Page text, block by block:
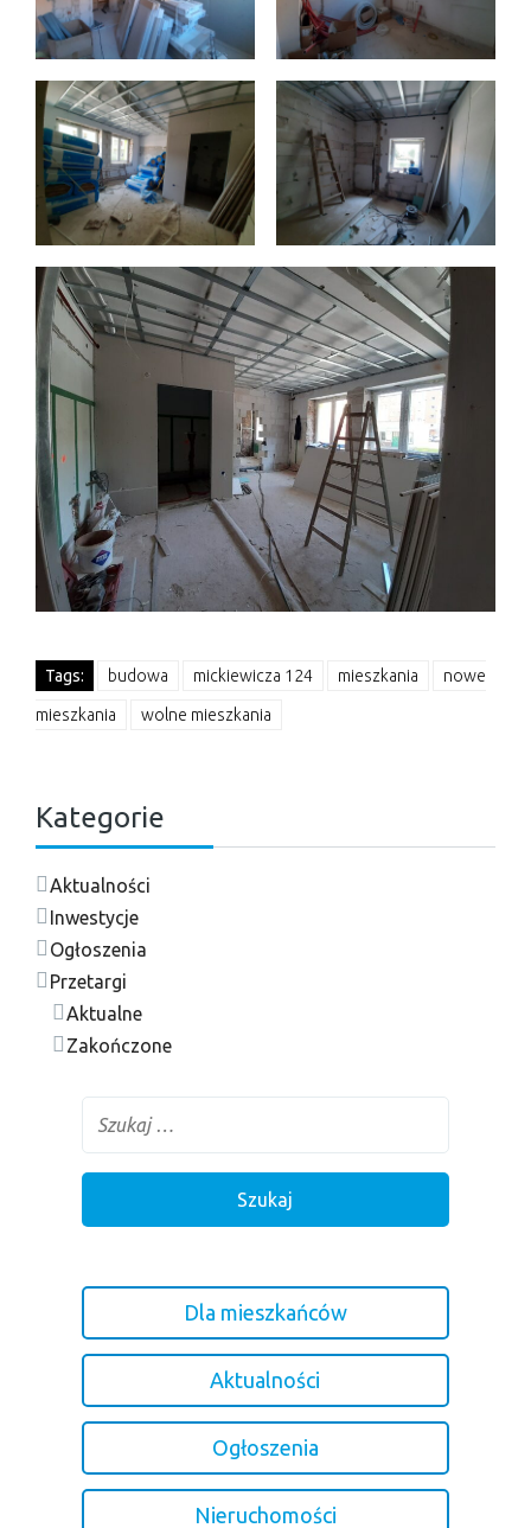
Tags: budowa mickiewicza 124 mieszkania nowe
mieszkania wolne mieszkania
Kategorie
Aktualności
Inwestycje
Ogłoszenia
Przetargi
Aktualne
Zakończone
Dla mieszkańców
Aktualności
Ogłoszenia
Nieruchomości